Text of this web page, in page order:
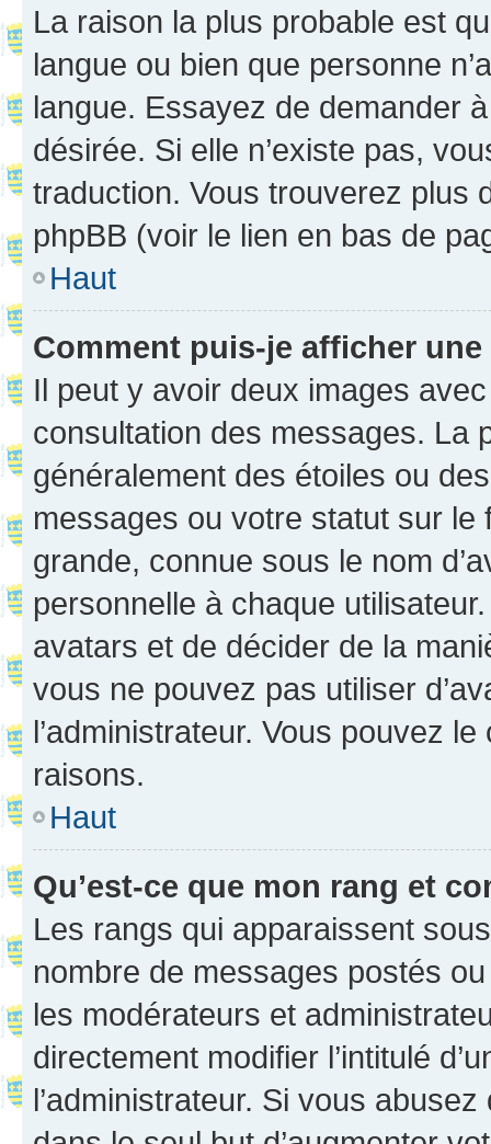
La raison la plus probable est
langue ou bien que personne
langue. Essayez de demander
désirée. Si elle n’existe pas,
traduction. Vous trouverez plus
phpBB (voir le lien en bas de
Haut
Comment puis-je afficher
Il peut y avoir deux images
consultation des messages. La
généralement des étoiles ou
messages ou votre statut sur
grande, connue sous le nom
personnelle à chaque utilisateur.
avatars et de décider de la
vous ne pouvez pas utiliser
l’administrateur. Vous pouvez
raisons.
Haut
Qu’est-ce que mon rang et
Les rangs qui apparaissent
nombre de messages postés
les modérateurs et
directement modifier l’intitulé
l’administrateur. Si vous